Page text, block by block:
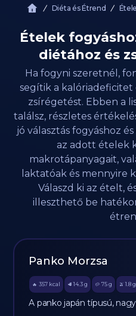
Diéta és Étrend
Ételek
diétához és
Ha fogyni szeretnél,
segítik a kalóriadeficitet
zsírégetést. Ebben a
találsz, részletes
jó választás fogyáshoz
az adott ételek
makrotápanyagait,
laktatóak és mennyire
Válaszd ki az ételt,
illeszthető be
Panko Morzsa
🔥 357 kcal 🥩 14.3 g 🥔 75g 🫒 1.8 g
A panko japán típusú,